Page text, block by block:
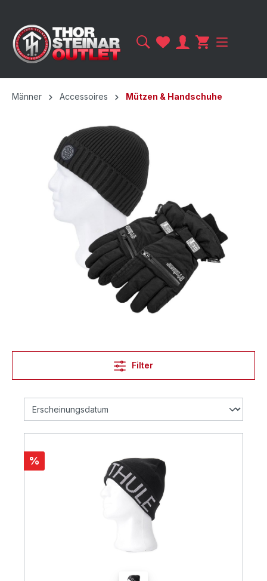
Männer Accessoires Mützen & Handschuhe
Filter
%